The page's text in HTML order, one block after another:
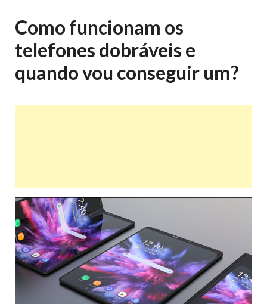
Como funcionam os
telefones dobráveis ​​e
quando vou conseguir um?